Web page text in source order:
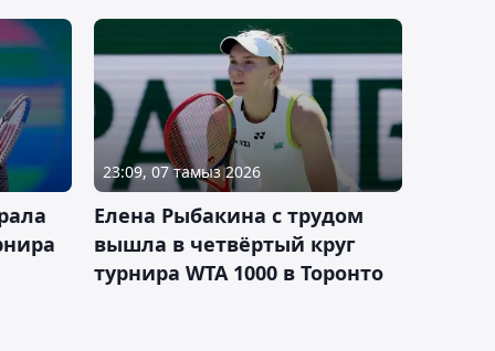
23:09, 07 тамыз 2026
Елена Рыбакина с трудом
вышла в четвёртый круг
турнира WTA 1000 в Торонто